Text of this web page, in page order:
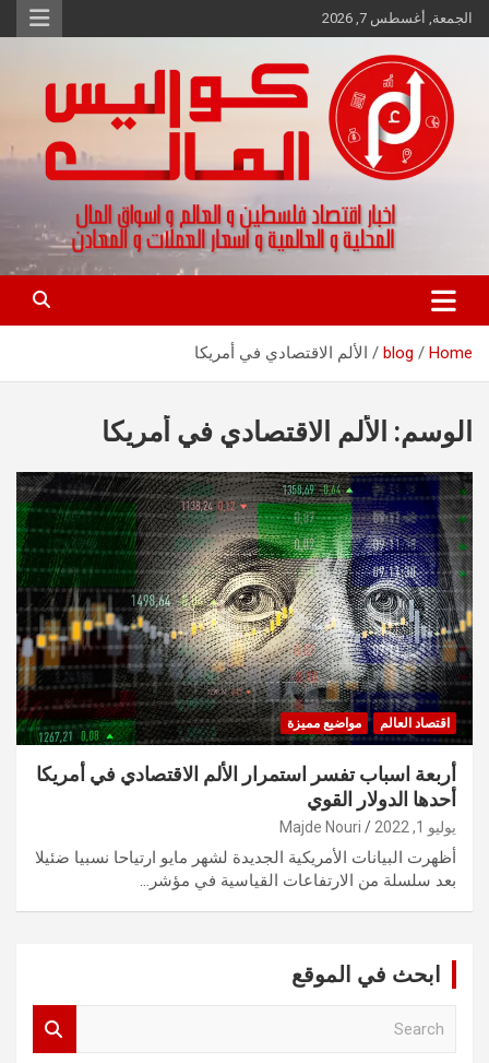
Skip
to
الجمعة, أغسطس 7, 2026
كواليس المال
اخبار اقتصاد فلسطين و العالم و تقارير اسواق المال و العملات
Home
blog الألم الاقتصادي في أمريكا
الوسم: الألم الاقتصادي في أمريكا
اقتصاد العالم مواضيع مميزة
أربعة اسباب تفسر استمرار الألم الاقتصادي في أمريكا
أحدها الدولار القوي
يوليو 1, 2022 Majde Nouri
أظهرت البيانات الأمريكية الجديدة لشهر مايو ارتياحا نسبيا ضئيلا
بعد سلسلة من الارتفاعات القياسية في مؤشر…
ابحث في الموقع